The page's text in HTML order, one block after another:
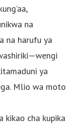
na
na harufu ya
ya
Mlio wa moto
kikao cha kupika